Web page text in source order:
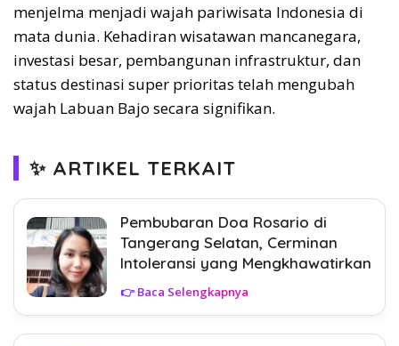
menjelma menjadi wajah pariwisata Indonesia di
mata dunia. Kehadiran wisatawan mancanegara,
investasi besar, pembangunan infrastruktur, dan
status destinasi super prioritas telah mengubah
wajah Labuan Bajo secara signifikan.
✨ ARTIKEL TERKAIT
Pembubaran Doa Rosario di
Tangerang Selatan, Cerminan
Intoleransi yang Mengkhawatirkan
👉 Baca Selengkapnya